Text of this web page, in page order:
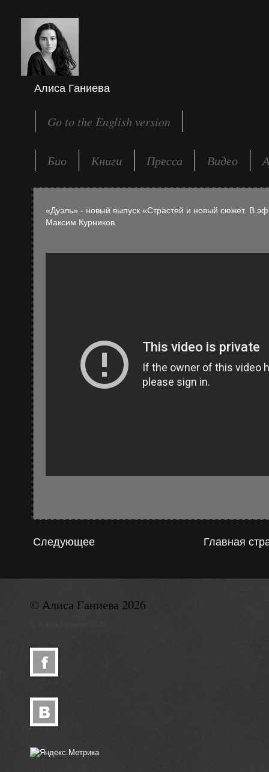
Алиса Ганиева
Go to the English version
Био Книги Пресса Видео
«Дуэль» - новый выпуск «Страстей и новый сюжет. В
Максим Курников.
Следующее Главная
© Алиса Ганиева 2026